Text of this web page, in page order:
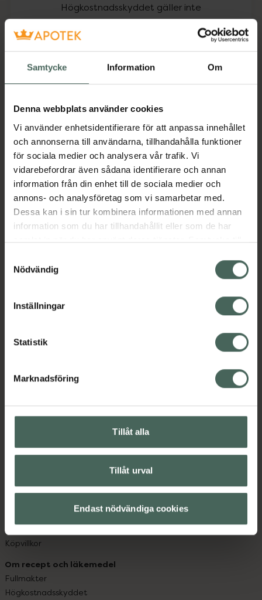
Samtycke Information Om
Denna webbplats använder cookies
Vi använder enhetsidentifierare för att anpassa innehållet
och annonserna till användarna, tillhandahålla funktioner
för sociala medier och analysera vår trafik. Vi
vidarebefordrar även sådana identifierare och annan
information från din enhet till de sociala medier och
annons- och analysföretag som vi samarbetar med.
Dessa kan i sin tur kombinera informationen med annan
information som du har tillhandahållit eller som de har
samlat in när du har använt deras tjänster. Samtycke till
återkalla ditt samtycke via webbplatsens
cookieinställningar. Ett återkallat samtycke påverkar inte
lagligheten av behandling som skett innan återkallelsen.
Nödvändig
Inställningar
Statistik
Marknadsföring
Tillåt alla
Tillåt urval
Endast nödvändiga cookies
Högkostnadsskyddet gäller inte
100,78 kr
I apotek: 100,78 kr
Aktuella erbjudanden
Beskrivning Dölj
EAN:05055565788189
syd till Lappland i norr, och online i mobilen och på
hjälpa just dig att må lite bättre. Välkommen att prata
med oss.
Kundservice
Hitta apotek
Leverans, betalning och retur
Sajtens tillgänglighet
App
Köpvillkor
Om recept och läkemedel
Fullmakter
Högkostnadsskyddet